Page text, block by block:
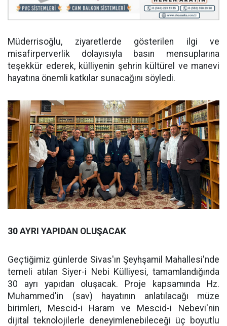
Müderrisoğlu, ziyaretlerde gösterilen ilgi ve
misafirperverlik dolayısıyla basın mensuplarına
teşekkür ederek, külliyenin şehrin kültürel ve manevi
hayatına önemli katkılar sunacağını söyledi.
30 AYRI YAPIDAN OLUŞACAK
Geçtiğimiz günlerde Sivas'ın Şeyhşamil Mahallesi'nde
temeli atılan Siyer-i Nebi Külliyesi, tamamlandığında
30 ayrı yapıdan oluşacak. Proje kapsamında Hz.
Muhammed'in (sav) hayatının anlatılacağı müze
birimleri, Mescid-i Haram ve Mescid-i Nebevi'nin
dijital teknolojilerle deneyimlenebileceği üç boyutlu